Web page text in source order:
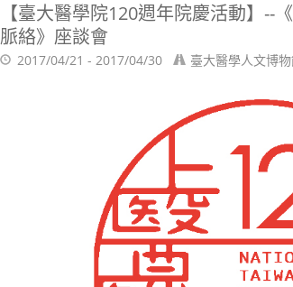
【臺大醫學院120週年院慶活動】--
脈絡》座談會
2017/04/21 - 2017/04/30 臺大醫學人文博